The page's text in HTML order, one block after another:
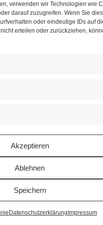
verwenden wir Technologien wie
darauf zuzugreifen. Wenn Sie
oder eindeutige IDs auf
erteilen oder zurückziehen,
Akzeptieren
Ablehnen
Speichern
Datenschutzerklärung Impressum